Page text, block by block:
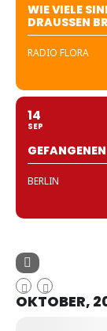
WIE VIELE
DRAUSSEN
RADIO FLORA
14
SEP
BERLIN
OKTOBER,